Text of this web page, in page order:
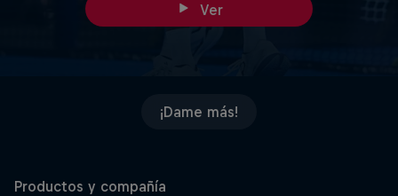
Ver
¡Dame más!